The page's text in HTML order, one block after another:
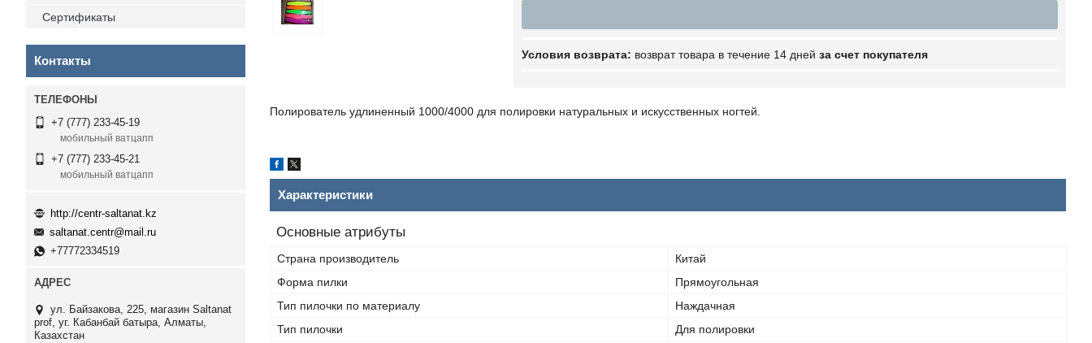
возврат товара в течение 14 дней за счет покупателя
Полирователь удлиненный 1000/4000 для полировки натуральных и искусственных ногтей.
Характеристики
Основные атрибуты
Страна производитель
Китай
Форма пилки
Прямоугольная
Тип пилочки по материалу
Наждачная
Тип пилочки
Для полировки
Сертификаты
Контакты
+7 (777) 233-45-19
мобильный ватцапп
+7 (777) 233-45-21
мобильный ватцапп
http://centr-saltanat.kz
saltanat.centr@mail.ru
+77772334519
ул. Байзакова, 225, магазин Saltanat
prof, уг. Кабанбай батыра, Алматы,
Казахстан